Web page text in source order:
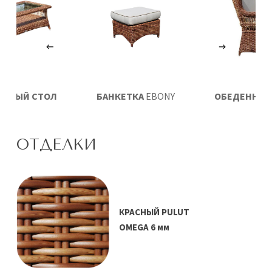
БАНКЕТКА EBONY
СТОЛ
ОТДЕЛКИ
КРАСНЫЙ PULUT
OMEGA 6 мм